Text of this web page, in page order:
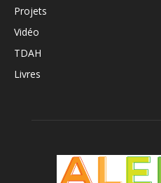
Projets
Vidéo
TDAH
Livres